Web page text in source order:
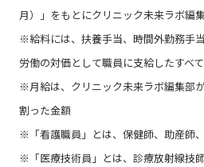
月）」をもとにクリニック未来ラボ編
※給料には、扶養手当、時間外勤務手
労働の対価として職員に支給したすべ
※月給は、クリニック未来ラボ編集部
割った金額
※「看護職員」とは、保健師、助産師
※「医療技術員」とは、診療放射線技